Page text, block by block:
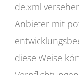
de.xml
Anbieter mit
diese Weise